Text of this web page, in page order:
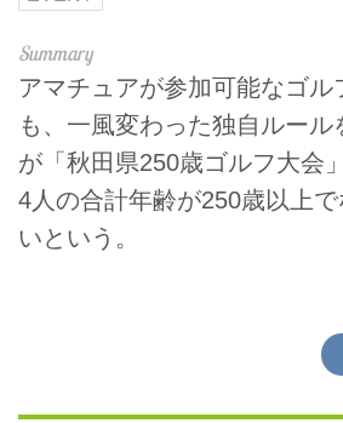
アマチュアが参加可能なゴル
も、一風変わった独自ルール
が「秋田県250歳ゴルフ大会
4人の合計年齢が250歳以上
いという。